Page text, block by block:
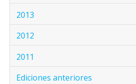
2013
2012
2011
Ediciones anteriores